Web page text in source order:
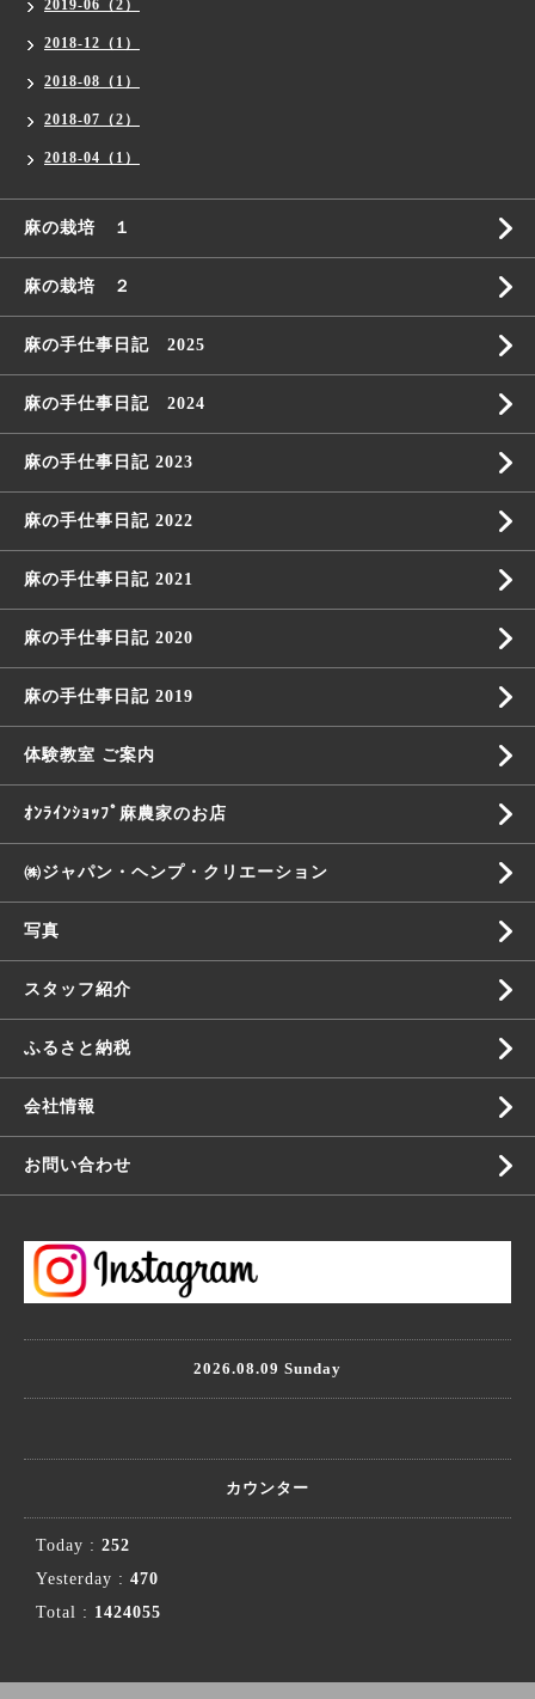
2019-06（2）
2018-12（1）
2018-08（1）
2018-07（2）
2018-04（1）
麻の栽培 １
麻の栽培 ２
麻の手仕事日記 2025
麻の手仕事日記 2024
麻の手仕事日記 2023
麻の手仕事日記 2022
麻の手仕事日記 2021
麻の手仕事日記 2020
麻の手仕事日記 2019
体験教室 ご案内
ｵﾝﾗｲﾝｼｮｯﾌﾟ麻農家のお店
㈱ジャパン・ヘンプ・クリエーション
写真
スタッフ紹介
ふるさと納税
会社情報
お問い合わせ
2026.08.09 Sunday
カウンター
Today : 252
Yesterday : 470
Total : 1424055